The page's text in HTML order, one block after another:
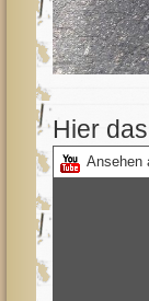
Hier
Ansehen